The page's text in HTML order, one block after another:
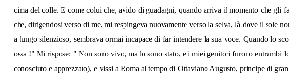
cima del colle. E come colui che, avido di guadagni, quando arriva il momento che gli
che, dirigendosi verso di me, mi respingeva nuovamente verso la selva, là dove il sole
a lungo silenzioso, sembrava ormai incapace di far intendere la sua voce. Quando lo
ossa !" Mi rispose: " Non sono vivo, ma lo sono stato, e i miei genitori furono entrambi
conosciuto e apprezzato), e vissi a Roma al tempo di Ottaviano Augusto, principe di